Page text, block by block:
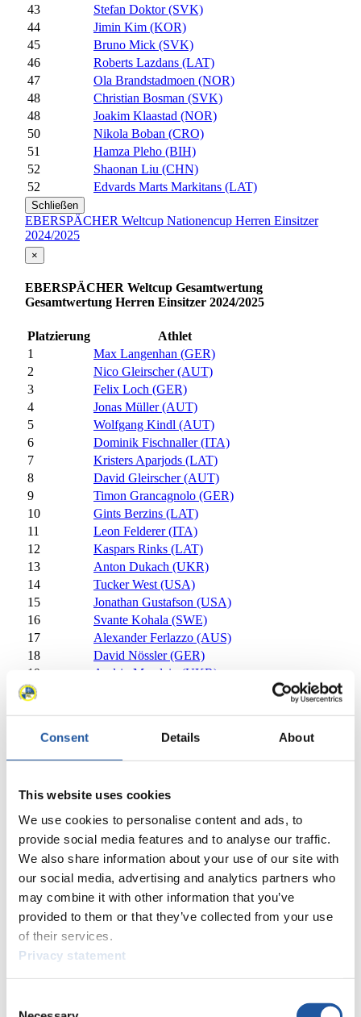
Consent Details About
This website uses cookies
We use cookies to personalise content and ads, to
provide social media features and to analyse our traffic.
We also share information about your use of our site with
our social media, advertising and analytics partners who
may combine it with other information that you’ve
provided to them or that they’ve collected from your use
of their services.
Privacy statement
43
Stefan Doktor (SVK)
44
Jimin Kim (KOR)
45
Bruno Mick (SVK)
46
Roberts Lazdans (LAT)
47
Ola Brandstadmoen (NOR)
48
Christian Bosman (SVK)
48
Joakim Klaastad (NOR)
50
Nikola Boban (CRO)
51
Hamza Pleho (BIH)
52
Shaonan Liu (CHN)
52
Edvards Marts Markitans (LAT)
Schließen
EBERSPÄCHER Weltcup Nationencup Herren Einsitzer
2024/2025
×
EBERSPÄCHER Weltcup Gesamtwertung
Gesamtwertung Herren Einsitzer 2024/2025
Platzierung
Athlet
1
Max Langenhan (GER)
2
Nico Gleirscher (AUT)
3
Felix Loch (GER)
4
Jonas Müller (AUT)
5
Wolfgang Kindl (AUT)
6
Dominik Fischnaller (ITA)
7
Kristers Aparjods (LAT)
8
David Gleirscher (AUT)
9
Timon Grancagnolo (GER)
10
Gints Berzins (LAT)
11
Leon Felderer (ITA)
12
Kaspars Rinks (LAT)
13
Anton Dukach (UKR)
14
Tucker West (USA)
15
Jonathan Gustafson (USA)
16
Svante Kohala (SWE)
17
Alexander Ferlazzo (AUS)
18
David Nössler (GER)
19
Andriy Mandziy (UKR)
20
Valentin Cretu (ROU)
24
Seiya Kobayashi (JPN)
26
Eduard Mihai Craciun (ROU)
27
Lukas Peccei (ITA)
Danyil Martsinovskyi (UKR)
30
Rasmus Moberg (SWE)
32
Walter Vikström (FIN)
33
Mirza Nikolajev (BIH)
34
Matthew Greiner (USA)
35
Jing Li (CHN)
38